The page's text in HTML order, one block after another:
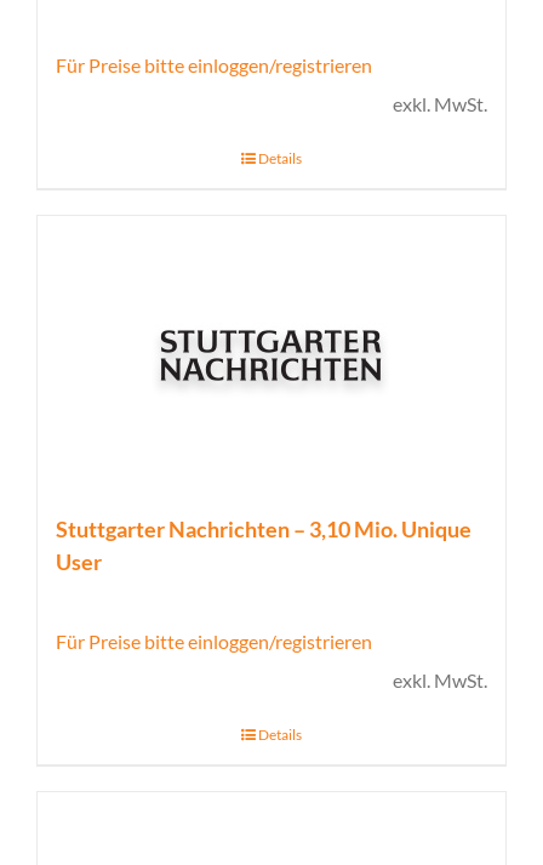
Für Preise bitte einloggen/registrieren
exkl. MwSt.
Details
Stuttgarter Nachrichten – 3,10 Mio. Unique
User
Für Preise bitte einloggen/registrieren
exkl. MwSt.
Details